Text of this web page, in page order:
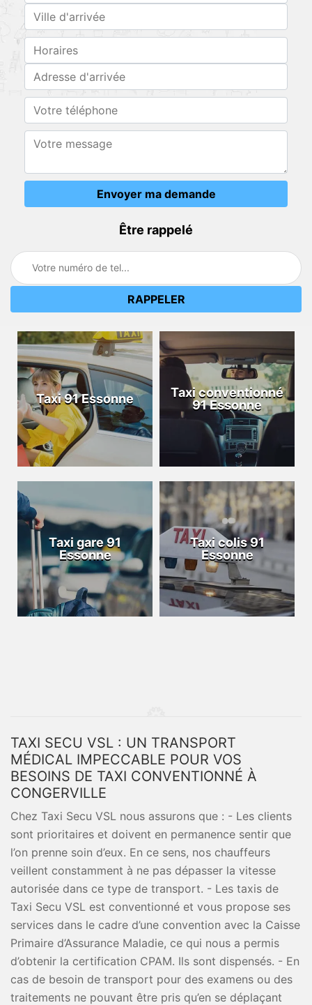
Être rappelé
Taxi 91 Essonne
Taxi conventionné
91 Essonne
Taxi gare 91
Essonne
Taxi colis 91
Essonne
TAXI SECU VSL : UN TRANSPORT
MÉDICAL IMPECCABLE POUR VOS
BESOINS DE TAXI CONVENTIONNÉ À
CONGERVILLE
Chez Taxi Secu VSL nous assurons que : - Les clients
sont prioritaires et doivent en permanence sentir que
l’on prenne soin d’eux. En ce sens, nos chauffeurs
veillent constamment à ne pas dépasser la vitesse
autorisée dans ce type de transport. - Les taxis de
Taxi Secu VSL est conventionné et vous propose ses
services dans le cadre d’une convention avec la Caisse
Primaire d’Assurance Maladie, ce qui nous a permis
d’obtenir la certification CPAM. Ils sont dispensés. - En
cas de besoin de transport pour des examens ou des
traitements ne pouvant être pris qu’en se déplaçant